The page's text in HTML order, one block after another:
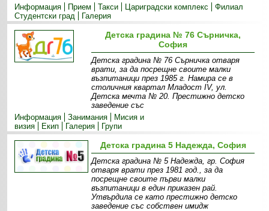
Информация
Прием Такси Цариградски комплекс
Филиал
Студентски град
Галерия
Детска градина № 76 Сърничка,
София
Детска градина № 76 Сърничка отваря
врати, за да посрещне своите малки
възпитаници през 1985 г. Намира се в
столичния квартал Младост IV, ул.
Детска мечта № 20. Престижно детско
заведение със
Информация
Занимания
Мисия и
визия
Екип Галерия Групи
Детска градина 5 Надежда, София
Детска градина № 5 Надежда, гр. София
отваря врати през 1981 год., за да
посрещне своите първи малки
възпитаници в един приказен рай.
Утвърдила се като престижно детско
заведение със собствен имидж